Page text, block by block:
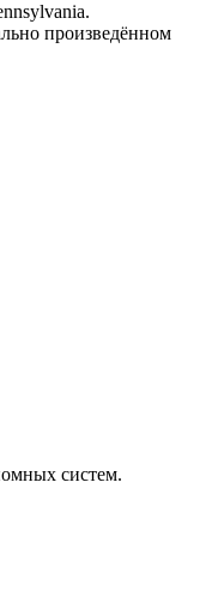
произведённом
систем.